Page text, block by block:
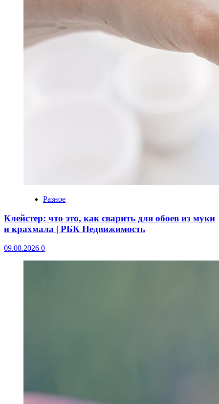
Разное
Клейстер: что это, как сварить для обоев из муки
и крахмала | РБК Недвижимость
09.08.2026 0